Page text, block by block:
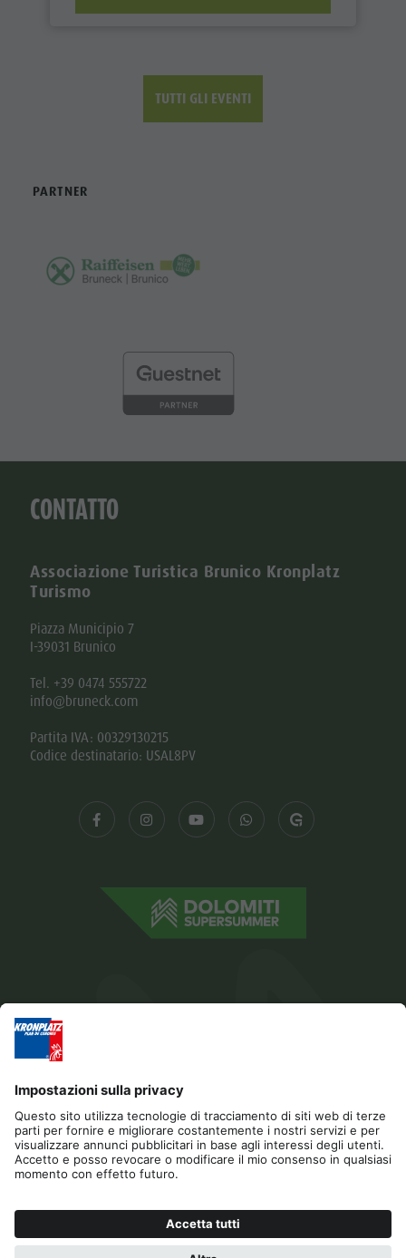
TUTTI GLI EVENTI
PARTNER
CONTATTO
Associazione Turistica Brunico Kronplatz
Turismo
Piazza Municipio 7
I-39031 Brunico
Tel. +39 0474 555722
info@bruneck.com
Partita IVA: 00329130215
Codice destinatario: USAL8PV
Editoria Privacy Dichiarazione di accessibilità
Contatto
Cookies